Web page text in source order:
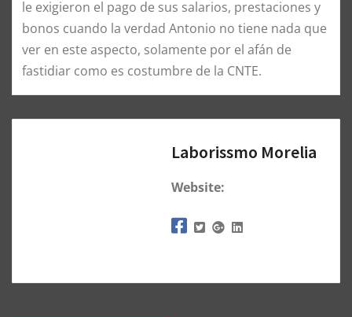
le exigieron el pago de sus salarios, prestaciones y
bonos cuando la verdad Antonio no tiene nada que
ver en este aspecto, solamente por el afán de
fastidiar como es costumbre de la CNTE.
Laborissmo Morelia
Website: